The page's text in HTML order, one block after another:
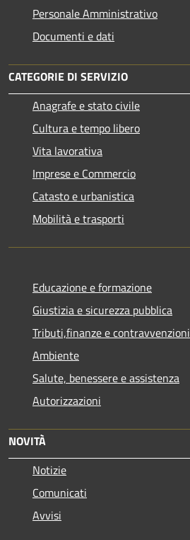
Personale Amministrativo
Documenti e dati
CATEGORIE DI SERVIZIO
Anagrafe e stato civile
Cultura e tempo libero
Vita lavorativa
Imprese e Commercio
Catasto e urbanistica
Mobilità e trasporti
Educazione e formazione
Giustizia e sicurezza pubblica
Tributi,finanze e contravvenzioni
Ambiente
Salute, benessere e assistenza
Autorizzazioni
NOVITÀ
Notizie
Comunicati
Avvisi